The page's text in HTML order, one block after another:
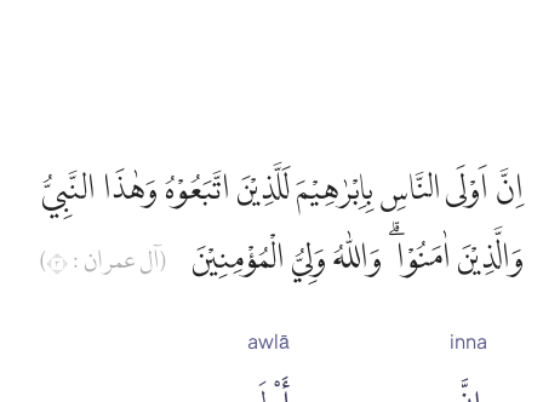
اِنَّ اَوْلَى النَّاسِ بِاِبْرٰهِيْمَ لَلَّذِيْنَ اتَّبَعُوْهُ وَهٰذَا النَّبِيُّ
وَالَّذِيْنَ اٰمَنُوْا ۗ وَاللّٰهُ وَلِيُّ الْمُؤْمِنِيْنَ
(آل عمران : ٣)
inna
awlā